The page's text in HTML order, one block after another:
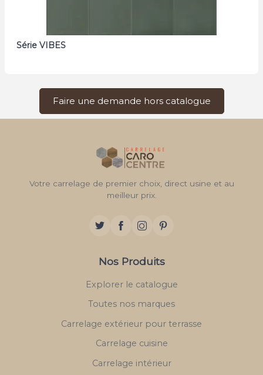
Série VIBES
Faire une demande hors catalogue
Votre carrelage de premier choix, direct usine et au
meilleur prix.
Nos Produits
Explorer le catalogue
Toutes nos marques
Carrelage extérieur pour terrasse
Carrelage cuisine
Carrelage intérieur